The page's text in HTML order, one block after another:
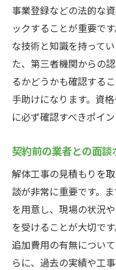
事業登録などの法的な
ックすることが重要で
な技術と知識を持って
た、第三者機関からの
るかどうかも確認する
手助けになります。資
に必ず確認すべきポイン
契約前の業者との面談
解体工事の見積もりを
談が非常に重要です。
を用意し、現場の状況
を受けることが大切で
追加費用の有無につい
らに、過去の実績や工